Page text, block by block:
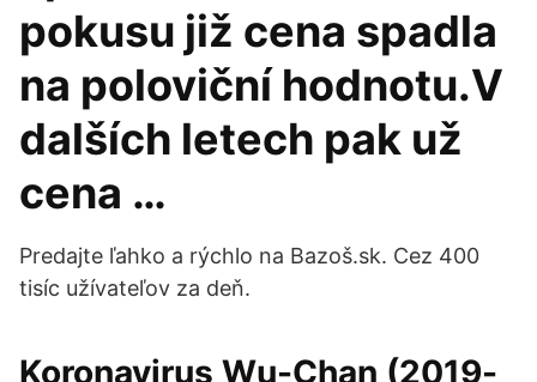
pokusu již cena spadla
na poloviční hodnotu.V
dalších letech pak už
cena …
Predajte ľahko a rýchlo na Bazoš.sk. Cez 400
tisíc užívateľov za deň.
Koronavirus Wu-Chan (2019-